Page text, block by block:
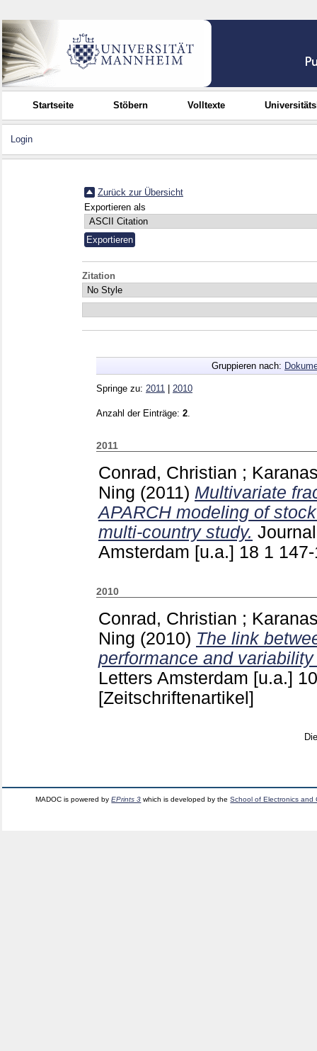
Startseite Stöbern Volltexte
Login
Zurück zur Übersicht
Exportieren als
Zitation
Gruppieren nach:
Springe zu: 2011 2010
Anzahl der Einträge: 2
2011
Conrad, Christian ;
Ning (2011) Multivariate
APARCH modeling of
multi-country study.
Amsterdam [u.a.] 18 1
2010
Conrad, Christian ;
Ning (2010) The link
performance and
Letters Amsterdam [u.a.]
[Zeitschriftenartikel]
MADOC is powered byEPrints 3 which is developed by theSchool of Electronics and